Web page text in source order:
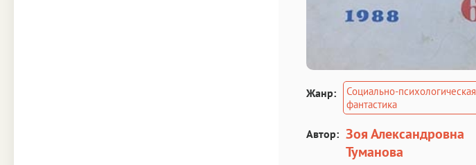
Жанр:
Социально-психологическая
фантастика
Автор: Зоя Александровна
Туманова